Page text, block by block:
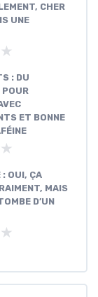
CHER
UNE
: DU
ET BONNE
: OUI, ÇA
MAIS
D’UN